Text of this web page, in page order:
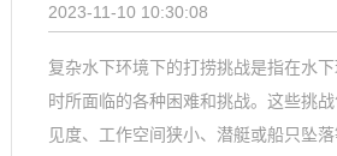
2023-11-10 10:30:08
复杂水下环境下的打捞挑战是指在水
时所面临的各种困难和挑战。这些挑
见度、工作空间狭小、潜艇或船只坠